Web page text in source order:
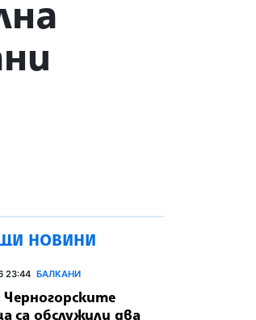
НОВИНИ
23:44 БАЛКАНИ
са обслужили два